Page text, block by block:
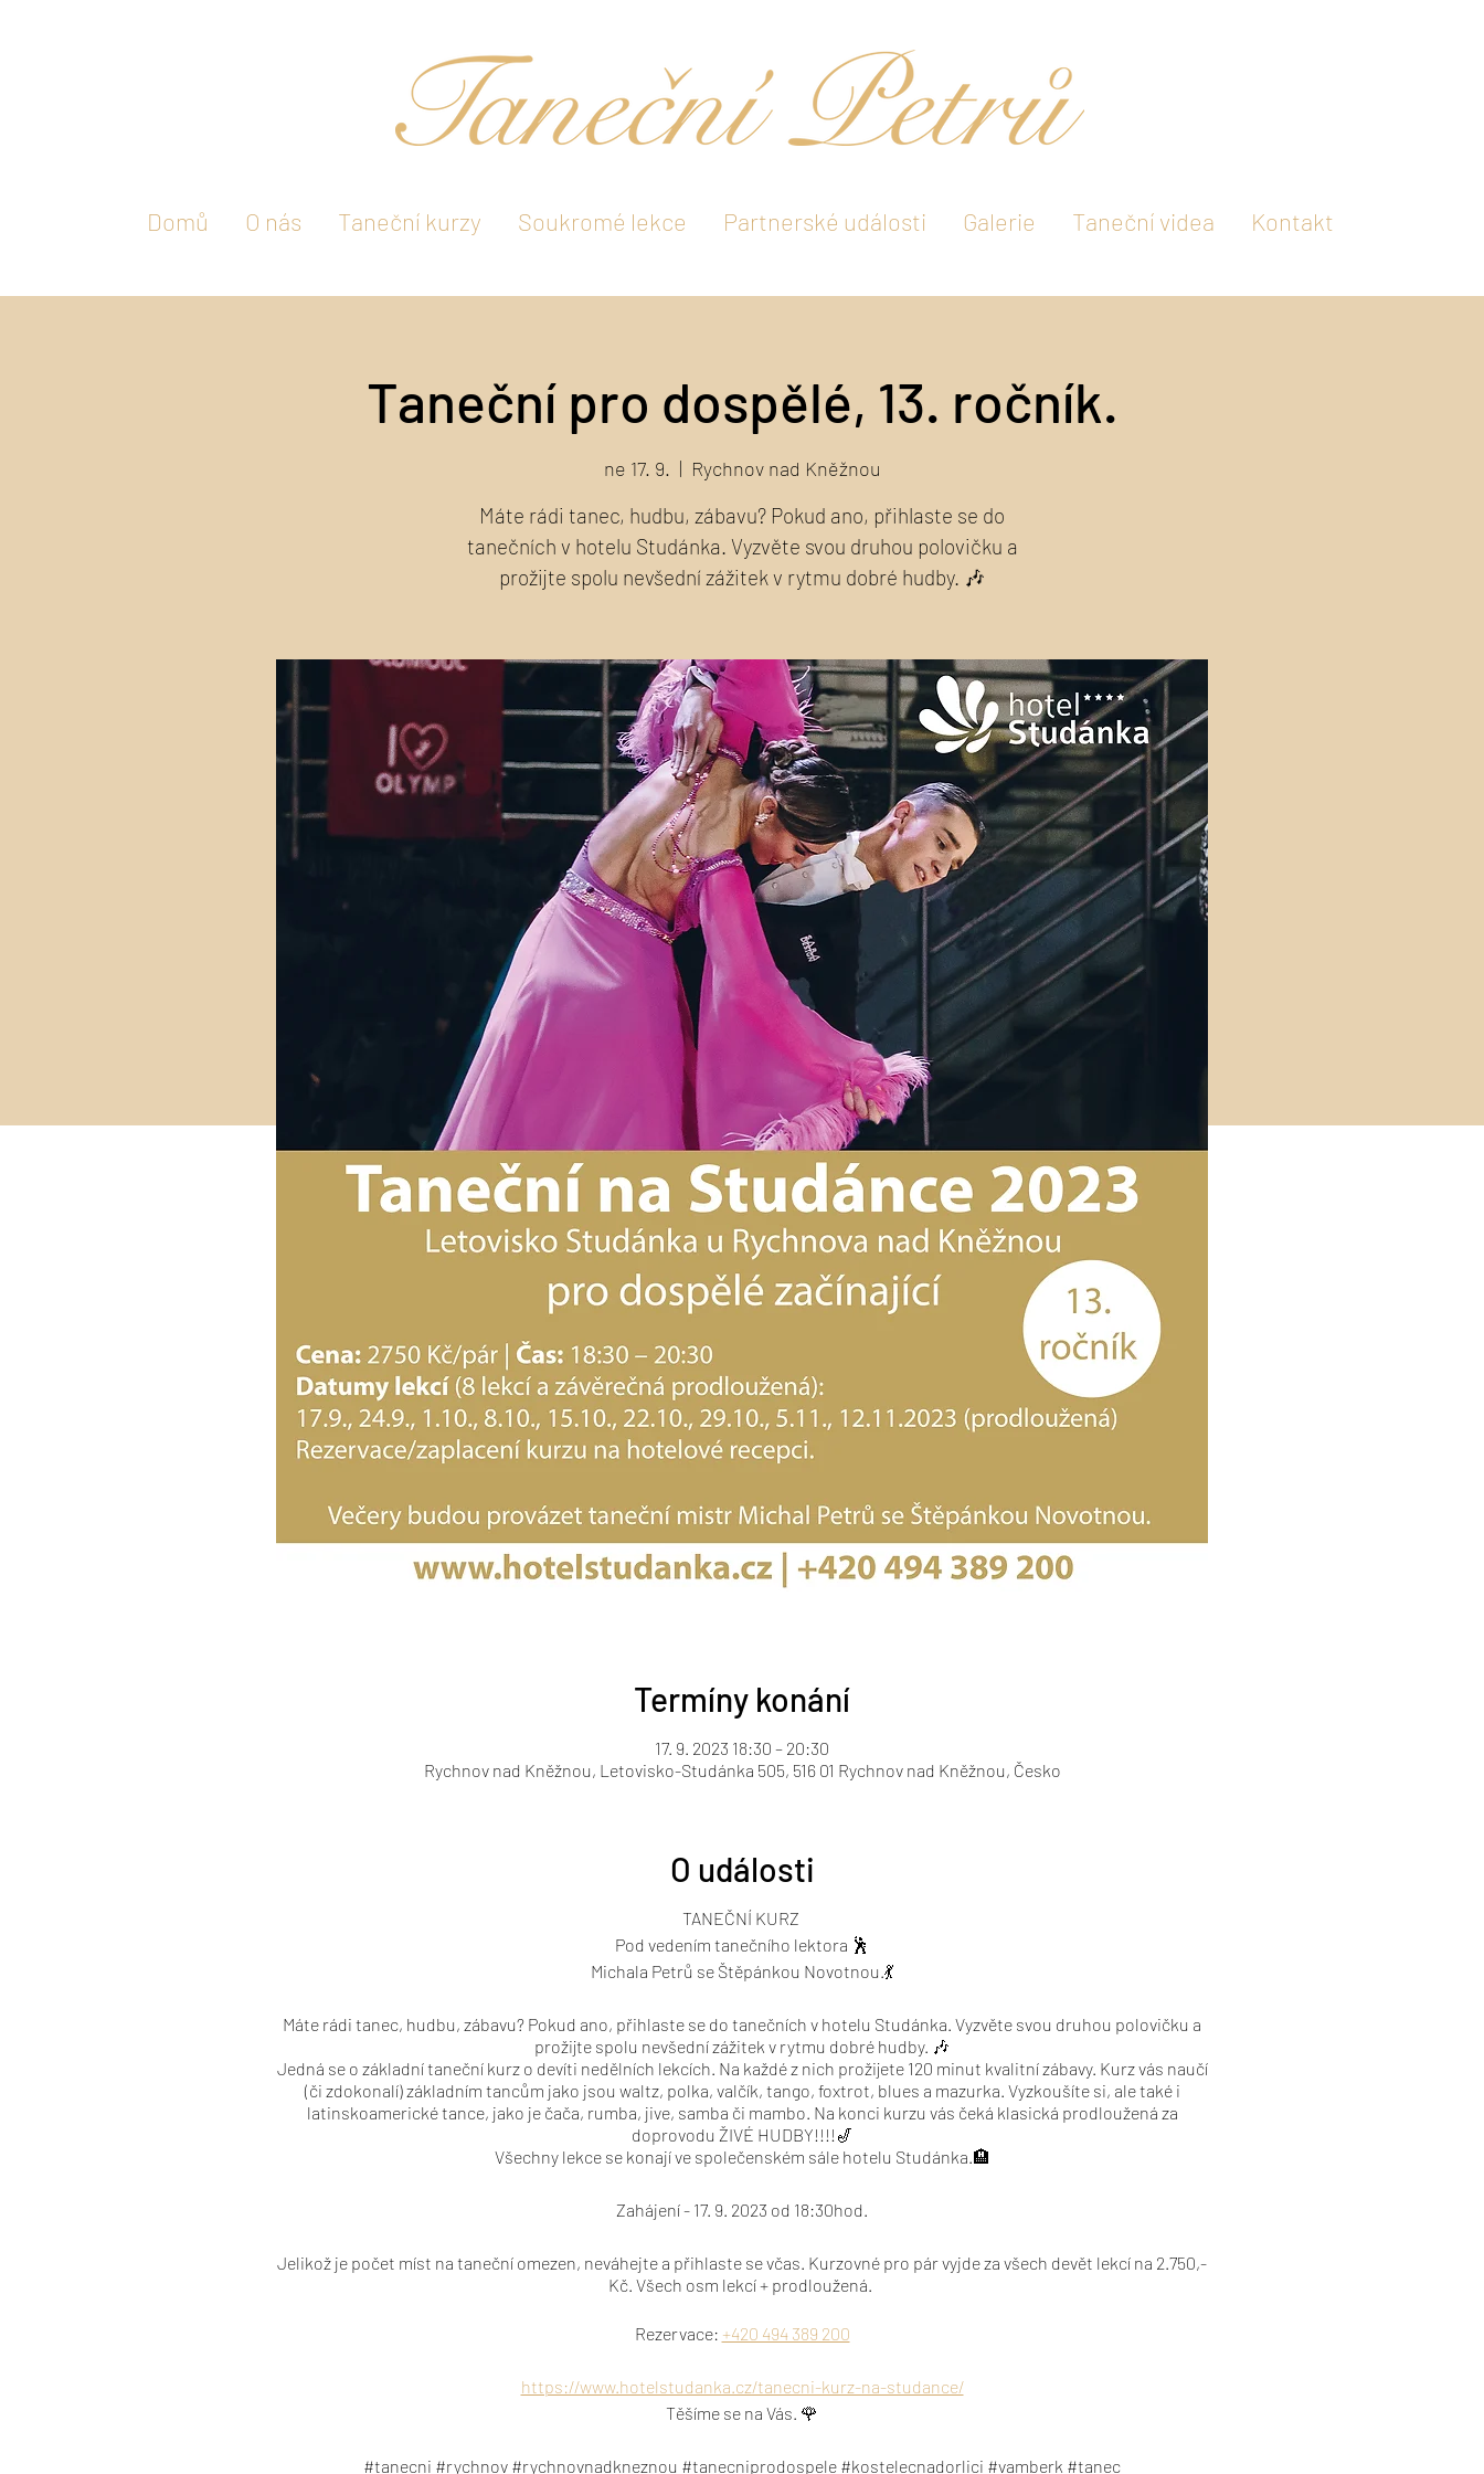
Domů O nás Taneční kurzy Soukromé lekce Partnerské události Galerie Taneční videa Kontakt
Taneční pro dospělé, 13. ročník.
ne 17. 9.
  |
Rychnov nad Kněžnou
Máte rádi tanec, hudbu, zábavu? Pokud ano, přihlaste se do
tanečních v hotelu Studánka. Vyzvěte svou druhou polovičku a
prožijte spolu nevšední zážitek v rytmu dobré hudby. 🎶
Termíny konání
17. 9. 2023 18:30 – 20:30
Rychnov nad Kněžnou, Letovisko-Studánka 505, 516 01 Rychnov nad Kněžnou, Česko
O události
TANEČNÍ KURZ
Pod vedením tanečního lektora 🕺
Michala Petrů se Štěpánkou Novotnou.💃
Máte rádi tanec, hudbu, zábavu? Pokud ano, přihlaste se do tanečních v hotelu Studánka. Vyzvěte svou druhou polovičku a
prožijte spolu nevšední zážitek v rytmu dobré hudby. 🎶
Jedná se o základní taneční kurz o devíti nedělních lekcích. Na každé z nich prožijete 120 minut kvalitní zábavy. Kurz vás naučí
(či zdokonalí) základním tancům jako jsou waltz, polka, valčík, tango, foxtrot, blues a mazurka. Vyzkoušíte si, ale také i
latinskoamerické tance, jako je čača, rumba, jive, samba či mambo. Na konci kurzu vás čeká klasická prodloužená za
doprovodu ŽIVÉ HUDBY!!!!🎷
Všechny lekce se konají ve společenském sále hotelu Studánka.🏨
Zahájení - 17. 9. 2023 od 18:30hod.
Jelikož je počet míst na taneční omezen, neváhejte a přihlaste se včas. Kurzovné pro pár vyjde za všech devět lekcí na 2.750,-
Kč. Všech osm lekcí + prodloužená.
Rezervace: +420 494 389 200
https://www.hotelstudanka.cz/tanecni-kurz-na-studance/
Těšíme se na Vás. 🌹
#tanecni #rychnov #rychnovnadkneznou #tanecniprodospele #kostelecnadorlici #vamberk #tanec